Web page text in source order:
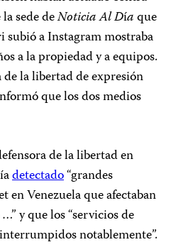
la sede deNoticia Al Díaque
a Instagram mostraba
a la propiedad y a equipos.
la libertad de expresión
que los dos medios
de la libertad en
detectado“grandes
Venezuela que afectaban
y que los “servicios de
notablemente”.